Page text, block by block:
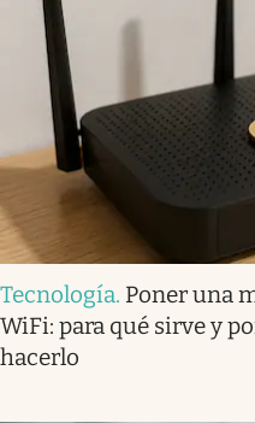
Tecnología. Poner una
WiFi: para qué sirve y
hacerlo